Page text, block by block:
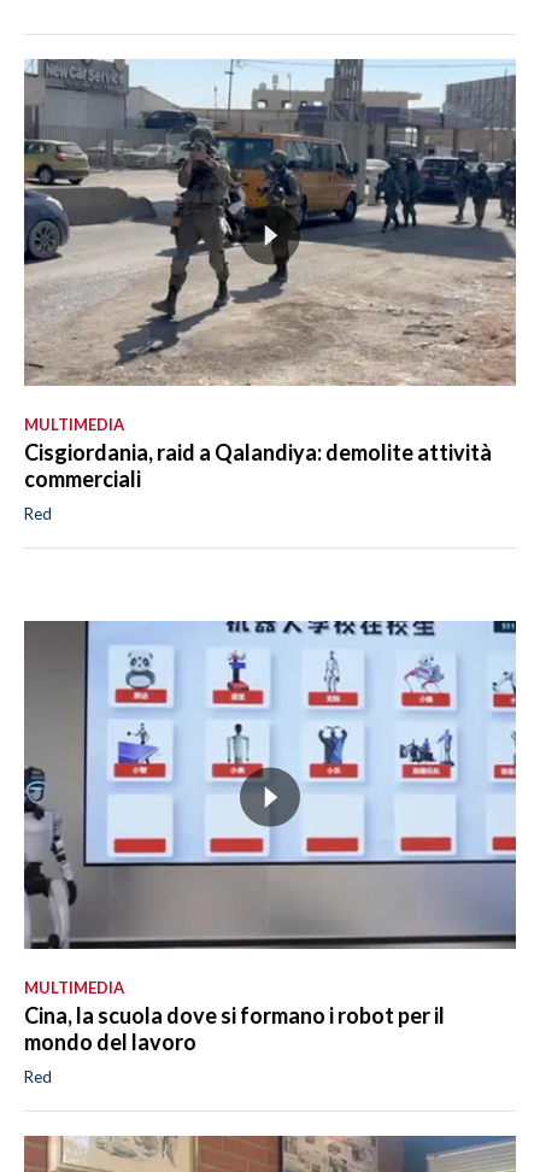
MULTIMEDIA
Cisgiordania, raid a Qalandiya: demolite attività
commerciali
Red
MULTIMEDIA
Cina, la scuola dove si formano i robot per il
mondo del lavoro
Red